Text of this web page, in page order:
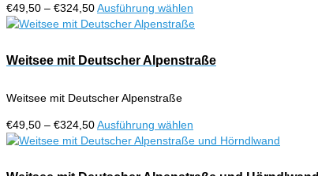
können
auf
Produktseite
€49,50 – €324,50Preisspanne:
€49,50
€324,50
Ausführung wählen
Produkt
mehrere
Varianten
können
auf
Weitsee mit Deutscher Alpenstraße
Weitsee mit Deutscher Alpenstraße
€49,50 – €324,50Preisspanne:
€49,50
€324,50
Ausführung wählen
Produkt
mehrere